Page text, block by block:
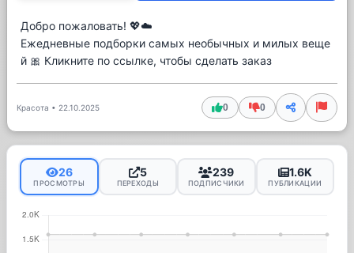
Добро пожаловать! 💖☁️
Ежедневные подборки самых необычных и милых веще
й 🎀 Кликните по ссылке, чтобы сделать заказ
Красота • 22.10.2025 0 0
26
ПРОСМОТРЫ
5
ПЕРЕХОДЫ
239
ПОДПИСЧИКИ
1.6K
ПУБЛИКАЦИИ